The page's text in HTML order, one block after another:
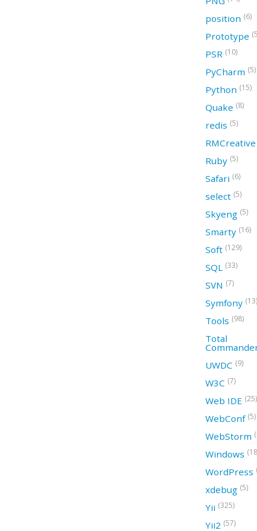
position (6)
Prototype
PSR (10)
PyCharm (5)
Python (15)
Quake (8)
redis (5)
RMCreative
Ruby (5)
Safari (6)
select (5)
Skyeng (5)
Smarty (16)
Soft (129)
SQL (33)
SVN (7)
Symfony (13)
Tools (98)
Total
UWDC (9)
W3C (7)
Web IDE (25)
WebConf (5)
WebStorm
Windows
WordPress
xdebug (5)
Yii (325)
Yii2 (57)